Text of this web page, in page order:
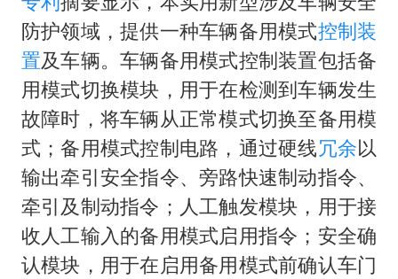
公司“上四休三”但要降薪1000元
东方之约 相约未来
防护领域，提供一种车辆备用模式控制装
置及车辆。车辆备用模式控制装置包括备
用模式切换模块，用于在检测到车辆发生
故障时，将车辆从正常模式切换至备用模
式；备用模式控制电路，通过硬线冗余以
输出牵引安全指令、旁路快速制动指令、
牵引及制动指令；人工触发模块，用于接
收人工输入的备用模式启用指令；安全确
认模块，用于在启用备用模式前确认车门